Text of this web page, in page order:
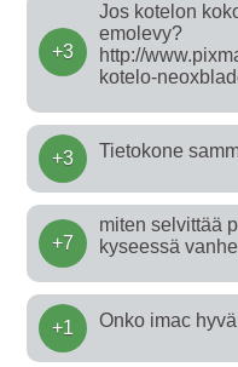
+3
Jos kotelon
emolevy?
http://
kotelo-
+3 Tietokone
+7
miten selvittää
kyseessä
+1 Onko imac